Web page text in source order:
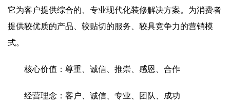
它为客户提供综合的、专业现代化装修解决方案。为消费者
提供较优质的产品、较贴切的服务、较具竞争力的营销模
式。
核心价值：尊重、诚信、推崇、感恩、合作
经营理念：客户、诚信、专业、团队、成功